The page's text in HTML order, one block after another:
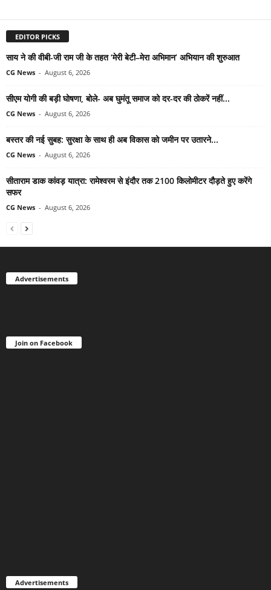
EDITOR PICKS
साय ने की वीबी-जी राम जी के तहत ‘मेरी बेटी–मेरा अभिमान’ अभियान की शुरुआत
CG News - August 6, 2026
सीएम योगी की बड़ी घोषणा, बोले- अब घुमंतू समाज को दर-दर की ठोकरें नहीं...
CG News - August 6, 2026
बस्तर की नई सुबह: सुरक्षा के साथ ही अब विकास को जमीन पर उतारने...
CG News - August 6, 2026
सीताराम डाक कांवड़ यात्रा: रामेश्वरम से इंदौर तक 2100 किलोमीटर दौड़ते हुए करेंगे
सफर
CG News - August 6, 2026
Advertisements
Join on Facebook
Advertisements